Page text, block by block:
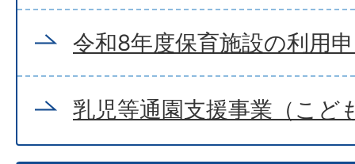
令和8年度保育施設の利用
乳児等通園支援事業（こど